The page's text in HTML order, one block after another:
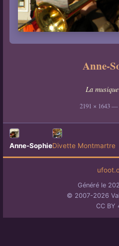
Anne-
La
2191 × 1643
Anne-SophieDivette Montmartre
Généré le
© 2007-2026
CC BY